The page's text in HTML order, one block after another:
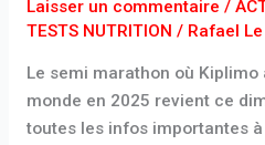
Laisser un commentaire /
TESTS NUTRITION / Rafael
Le semi marathon où
monde en 2025 revient ce
toutes les infos importantes